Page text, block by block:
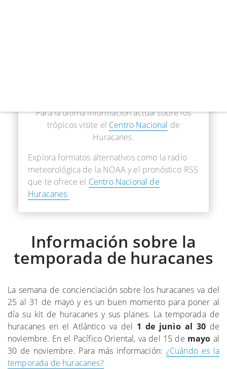
Para la última información actual sobre los
trópicos visite el Centro Nacional de
Huracanes.
Explora formatos alternativos como la radio
meteorológica de la NOAA y el pronóstico RSS
que te ofrece el Centro Nacional de
Huracanes.
Información sobre la
temporada de huracanes
La semana de concienciación sobre los huracanes va del
25 al 31 de mayo y es un buen momento para poner al
día su kit de huracanes y sus planes. La temporada de
huracanes en el Atlántico va del 1 de junio al 30de
noviembre. En el Pacífico Oriental, va del 15 de mayo al
30 de noviembre. Para más información: ¿Cuándo es la
temporada de huracanes?